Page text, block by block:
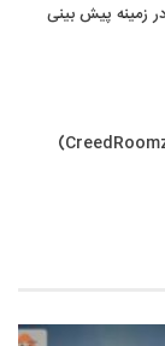
زمینه پیش بینی